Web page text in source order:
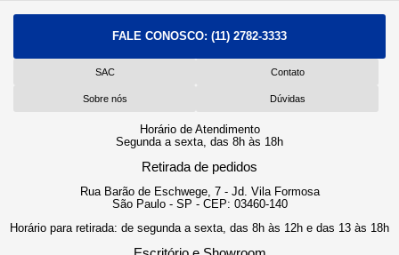
FALE CONOSCO: (11) 2782-3333
SAC Contato
Sobre nós Dúvidas
Horário de Atendimento
Segunda a sexta, das 8h às 18h
Retirada de pedidos
Rua Barão de Eschwege, 7 - Jd. Vila Formosa
São Paulo - SP - CEP: 03460-140
Horário para retirada: de segunda a sexta, das 8h às 12h e das 13 às 18h